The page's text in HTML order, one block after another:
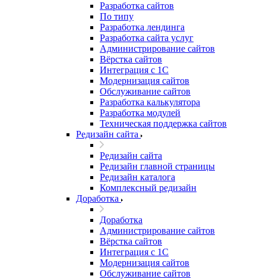
Разработка сайтов
По типу
Разработка лендинга
Разработка сайта услуг
Администрирование сайтов
Вёрстка сайтов
Интеграция с 1С
Модернизация сайтов
Обслуживание сайтов
Разработка калькулятора
Разработка модулей
Техническая поддержка сайтов
Редизайн сайта
Редизайн сайта
Редизайн главной страницы
Редизайн каталога
Комплексный редизайн
Доработка
Доработка
Администрирование сайтов
Вёрстка сайтов
Интеграция с 1С
Модернизация сайтов
Обслуживание сайтов